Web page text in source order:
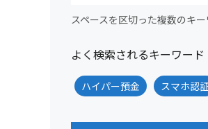
スペースを区切った複数のキ
よく検索されるキーワード
ハイパー預金 スマホ認